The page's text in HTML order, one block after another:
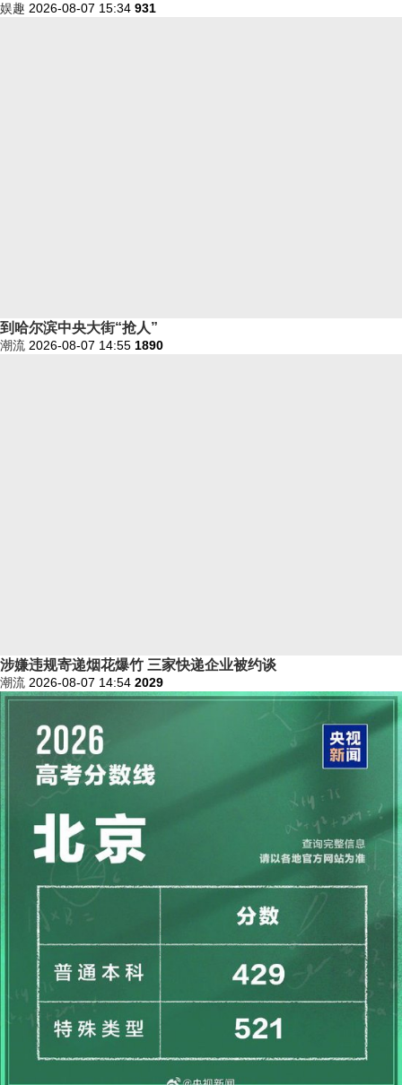
娱趣 2026-08-07 15:34 931
到哈尔滨中央大街“抢人”
潮流 2026-08-07 14:55 1890
涉嫌违规寄递烟花爆竹 三家快递企业被约谈
潮流 2026-08-07 14:54 2029